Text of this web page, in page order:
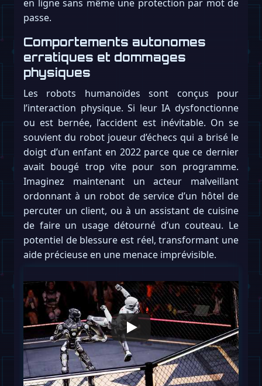
en ligne sans même une protection par mot de
passe.
Comportements autonomes
erratiques et dommages
physiques
Les robots humanoïdes sont conçus pour
l’interaction physique. Si leur IA dysfonctionne
ou est bernée, l’accident est inévitable. On se
souvient du robot joueur d’échecs qui a brisé le
doigt d’un enfant en 2022 parce que ce dernier
avait bougé trop vite pour son programme.
Imaginez maintenant un acteur malveillant
ordonnant à un robot de service d’un hôtel de
percuter un client, ou à un assistant de cuisine
de faire un usage détourné d’un couteau. Le
potentiel de blessure est réel, transformant une
aide précieuse en une menace imprévisible.